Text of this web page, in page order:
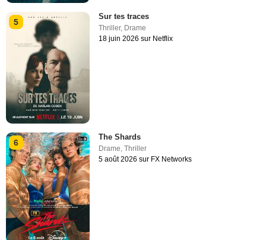
5
Sur tes traces
Thriller, Drame
18 juin 2026 sur Netflix
6
The Shards
Drame,Thriller
5 août 2026 sur FX Networks